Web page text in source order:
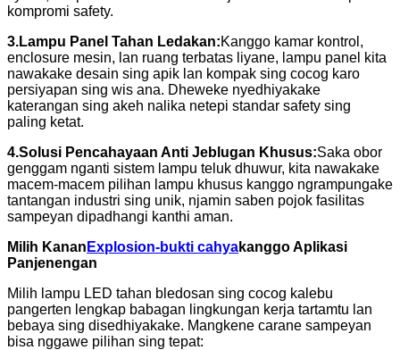
kompromi safety.
3.Lampu Panel Tahan Ledakan:Kanggo kamar kontrol,
enclosure mesin, lan ruang terbatas liyane, lampu panel kita
nawakake desain sing apik lan kompak sing cocog karo
persiyapan sing wis ana. Dheweke nyedhiyakake
katerangan sing akeh nalika netepi standar safety sing
paling ketat.
4.Solusi Pencahayaan Anti Jeblugan Khusus:Saka obor
genggam nganti sistem lampu teluk dhuwur, kita nawakake
macem-macem pilihan lampu khusus kanggo ngrampungake
tantangan industri sing unik, njamin saben pojok fasilitas
sampeyan dipadhangi kanthi aman.
Milih Kanan Explosion-bukti cahyakanggo Aplikasi
Panjenengan
Milih lampu LED tahan bledosan sing cocog kalebu
pangerten lengkap babagan lingkungan kerja tartamtu lan
bebaya sing disedhiyakake. Mangkene carane sampeyan
bisa nggawe pilihan sing tepat: